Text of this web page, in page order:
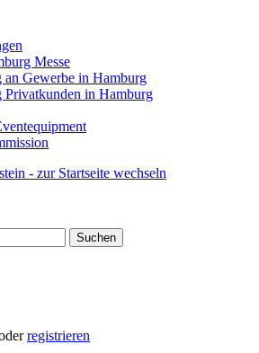
Messe
an Gewerbe in Hamburg
Privatkunden in Hamburg
Suchen
registrieren